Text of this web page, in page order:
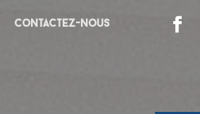
Contactez-nous